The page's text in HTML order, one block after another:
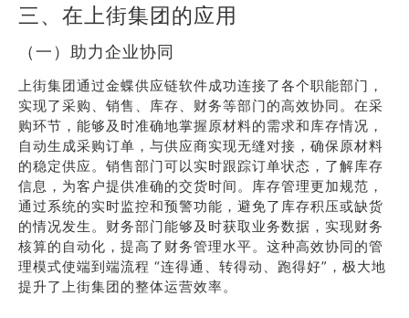
三、在上街集团的应用
（一）助力企业协同
上街集团通过金蝶供应链软件成功连接了各个职能部门，
实现了采购、销售、库存、财务等部门的高效协同。在采
购环节，能够及时准确地掌握原材料的需求和库存情况，
自动生成采购订单，与供应商实现无缝对接，确保原材料
的稳定供应。销售部门可以实时跟踪订单状态，了解库存
信息，为客户提供准确的交货时间。库存管理更加规范，
通过系统的实时监控和预警功能，避免了库存积压或缺货
的情况发生。财务部门能够及时获取业务数据，实现财务
核算的自动化，提高了财务管理水平。这种高效协同的管
理模式使端到端流程 “连得通、转得动、跑得好”，极大地
提升了上街集团的整体运营效率。